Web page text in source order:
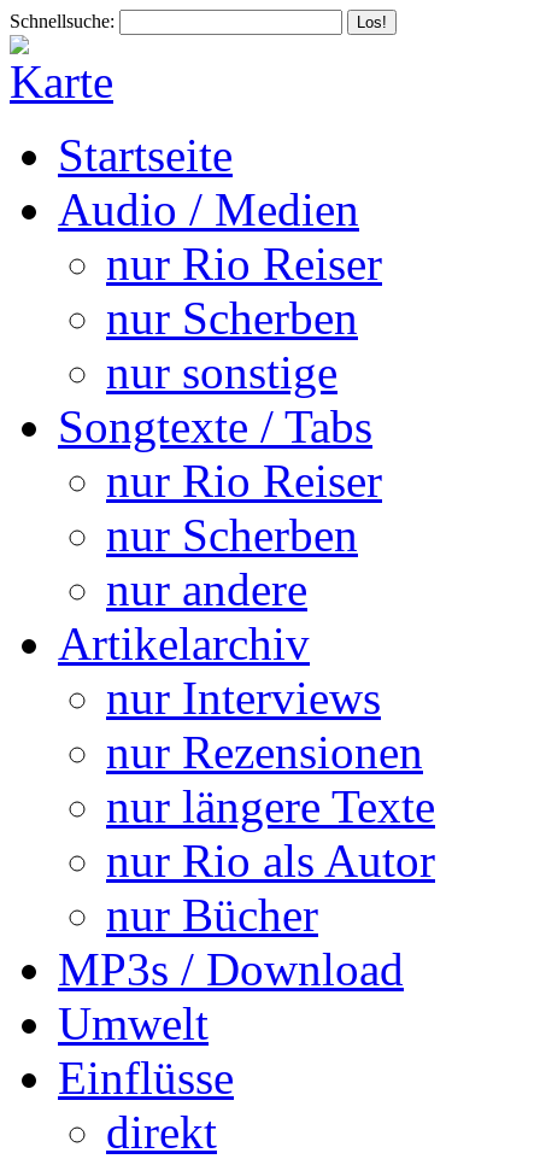
Schnellsuche:
Startseite
Audio / Medien
nur Rio Reiser
nur Scherben
nur sonstige
Songtexte / Tabs
nur Rio Reiser
nur Scherben
nur andere
Artikelarchiv
nur Interviews
nur Rezensionen
nur längere Texte
nur Rio als Autor
nur Bücher
MP3s / Download
Umwelt
Einflüsse
direkt